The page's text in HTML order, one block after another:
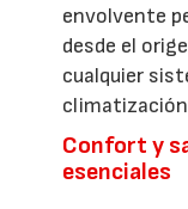
envolvente
desde el
cualquier
Confort y
esenciales